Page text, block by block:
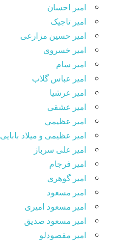
امیر احسان
امیر تاجیک
امیر حسین مزارعی
امیر خسروی
امیر سام
امیر عباس گلاب
امیر عرشیا
امیر عشقی
امیر عظیمی
امیر عظیمی و میلاد بابایی
امیر علی سرباز
امیر فرجام
امیر گوهری
امیر مسعود
امیر مسعود امیری
امیر مسعود صدیق
امیر مقصودلو